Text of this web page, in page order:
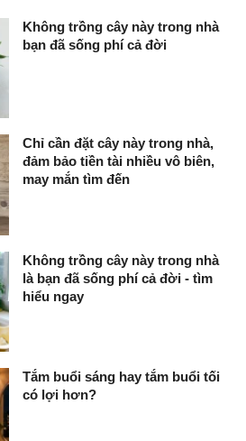
Không trồng cây này trong nhà
bạn đã sống phí cả đời
Chỉ cần đặt cây này trong nhà,
đảm bảo tiền tài nhiều vô biên,
may mắn tìm đến
Không trồng cây này trong nhà
là bạn đã sống phí cả đời - tìm
hiểu ngay
Tắm buổi sáng hay tắm buổi tối
có lợi hơn?